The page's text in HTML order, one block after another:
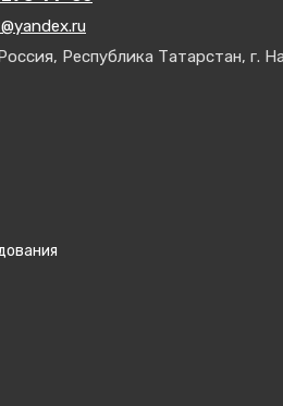
Республика Татарстан, г.